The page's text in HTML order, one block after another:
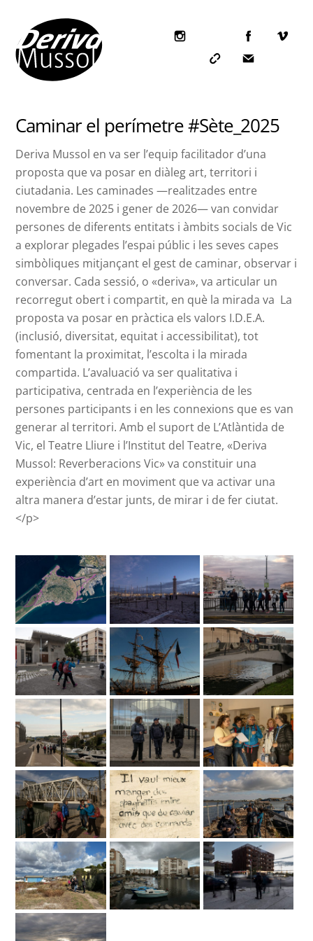
content
Icon
Icon
Icon
Caminar el perímetre #Sète_2025
Deriva Mussol en va ser l’equip facilitador d’una
proposta que va posar en diàleg art, territori i
ciutadania. Les caminades —realitzades entre
novembre de 2025 i gener de 2026— van convidar
persones de diferents entitats i àmbits socials de Vic
a explorar plegades l’espai públic i les seves capes
simbòliques mitjançant el gest de caminar, observar i
conversar. Cada sessió, o «deriva», va articular un
recorregut obert i compartit, en què la mirada va La
proposta va posar en pràctica els valors I.D.E.A.
(inclusió, diversitat, equitat i accessibilitat), tot
fomentant la proximitat, l’escolta i la mirada
compartida. L’avaluació va ser qualitativa i
participativa, centrada en l’experiència de les
persones participants i en les connexions que es van
generar al territori. Amb el suport de L’Atlàntida de
Vic, el Teatre Lliure i l’Institut del Teatre, «Deriva
Mussol: Reverberacions Vic» va constituir una
experiència d’art en moviment que va activar una
altra manera d’estar junts, de mirar i de fer ciutat.
</p>